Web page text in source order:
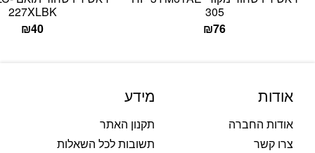
305
₪76
227XLBK
₪40
אודות
אודות החברה
צרו קשר
מידע
תקנון האתר
תשובות לכל השאלות